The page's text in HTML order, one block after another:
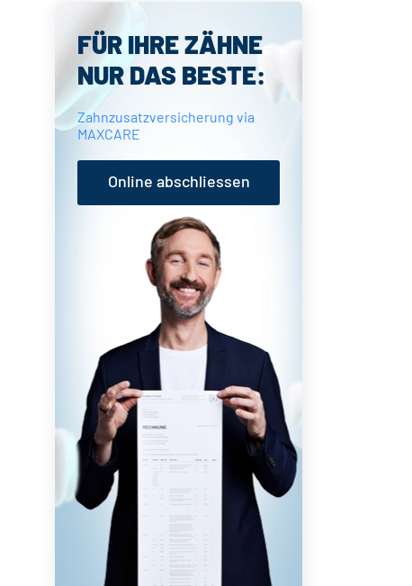
Seitenspalte
FÜR IHRE ZÄHNE
NUR DAS BESTE:
Zahnzusatzversicherung via
MAXCARE
Online abschliessen